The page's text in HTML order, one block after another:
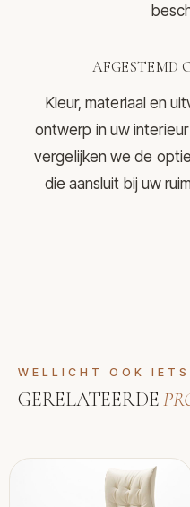
AFGESTEMD
Kleur, materiaal en
ontwerp in uw
vergelijken we de
die aansluit bij uw
WELLICHT OOK IETS
GERELATEERDE